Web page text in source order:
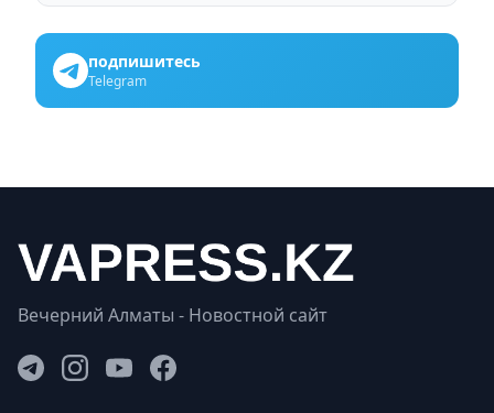
подпишитесь
Telegram
Вечерний Алматы - Новостной сайт